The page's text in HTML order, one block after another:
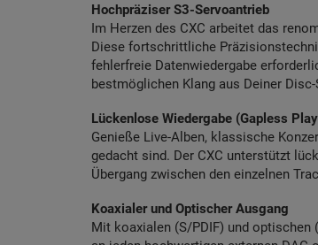
Hochpräziser S3-Servoantrieb
Im Herzen des CXC arbeitet das
Diese fortschrittliche
fehlerfreie Datenwiedergabe
bestmöglichen Klang aus Deiner
Lückenlose Wiedergabe (Gapless
Genieße Live-Alben, klassische
gedacht sind. Der CXC unterstützt
Übergang zwischen den einzelnen
Koaxialer und Optischer Ausgang
Mit koaxialen (S/PDIF) und optischen